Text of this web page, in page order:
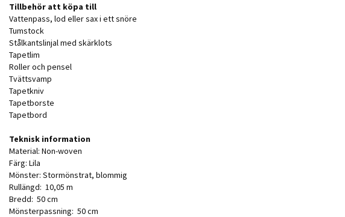
Tillbehör att köpa till
Vattenpass, lod eller sax i ett snöre
Tumstock
Stålkantslinjal med skärklots
Tapetlim
Roller och pensel
Tvättsvamp
Tapetkniv
Tapetborste
Tapetbord
Teknisk information
Material: Non-woven
Färg: Lila
Mönster: Stormönstrat, blommig
Rullängd: 10,05 m
Bredd: 50 cm
Mönsterpassning: 50 cm